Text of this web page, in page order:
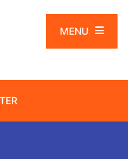
MENU